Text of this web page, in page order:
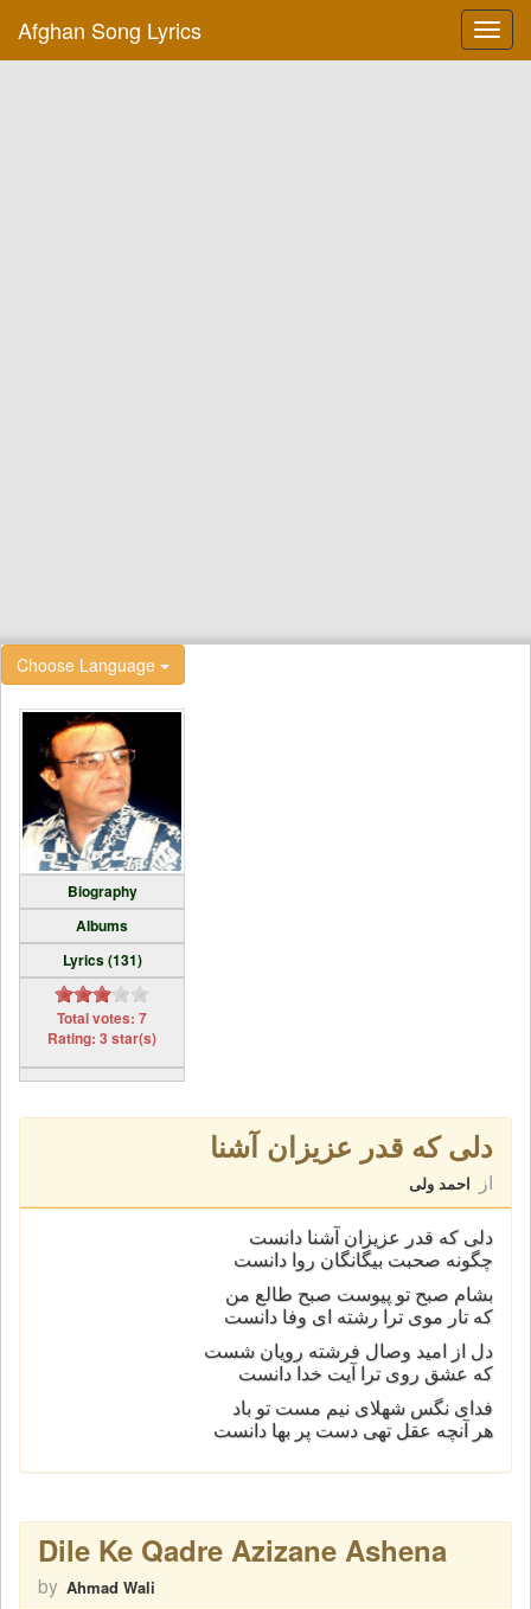
Afghan Song Lyrics
Choose Language
Biography
Albums
Lyrics (131)
Total votes: 7
Rating: 3 star(s)
دلی که قدر عزیزان آشنا
از احمد ولی
دلی که قدر عزیزان آشنا دانست
چگونه صحبت بیگانگان روا دانست
بشام صبح تو پیوست صبح طالع من
که تار موی ترا رشته ای وفا دانست
دل از امید وصال فرشته رویان شست
که عشق روی ترا آیت خدا دانست
فدای نگس شهلای نیم مست تو باد
هر آنچه عقل تهی دست پر بها دانست
Dile Ke Qadre Azizane Ashena
by Ahmad Wali